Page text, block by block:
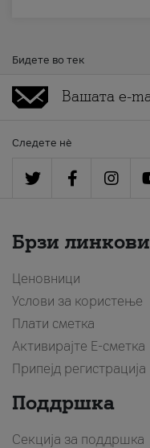
Бидете во тек
Следете нè
Брзи линкови
Ценовници
Услови за користење
Плати сметка
Активирајте Е-сметка
Припејд регистрација
Поддршка
Секција за поддршка